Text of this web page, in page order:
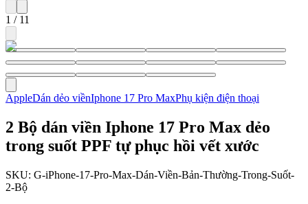
1 / 11
AppleDán dẻo viềnIphone 17 Pro MaxPhụ kiện điện thoại
2 Bộ dán viền Iphone 17 Pro Max dẻo
trong suốt PPF tự phục hồi vết xước
SKU: G-iPhone-17-Pro-Max-Dán-Viền-Bản-Thường-Trong-Suốt-
2-Bộ